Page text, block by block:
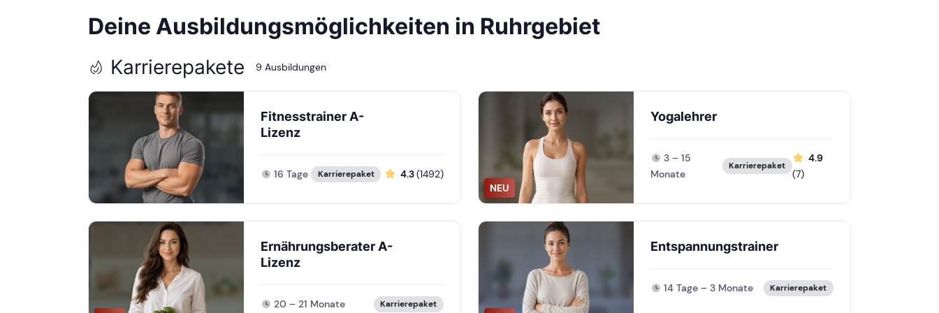
Deine Ausbildungsmöglichkeiten in Ruhrgebiet
Karrierepakete 9 Ausbildungen
Fitnesstrainer A-
Lizenz
16 Tage Karrierepaket 4.3(1492)
NEU
Yogalehrer
3 – 15
Monate
Karrierepaket
4.9
(7)
Ernährungsberater A-
Lizenz
20 – 21 Monate Karrierepaket
Entspannungstrainer
14 Tage – 3 Monate Karrierepaket